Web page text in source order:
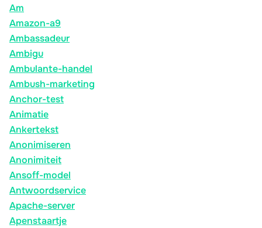
Am
Amazon-a9
Ambassadeur
Ambigu
Ambulante-handel
Ambush-marketing
Anchor-test
Animatie
Ankertekst
Anonimiseren
Anonimiteit
Ansoff-model
Antwoordservice
Apache-server
Apenstaartje